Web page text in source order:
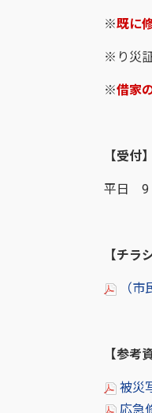
※既に
※り災
※借家
【受付】
平日 9
【チラ
（市
【参考
被災
応急